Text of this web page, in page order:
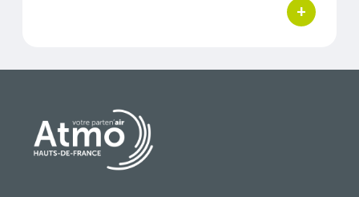
+
bouton
PIED DE PAGE